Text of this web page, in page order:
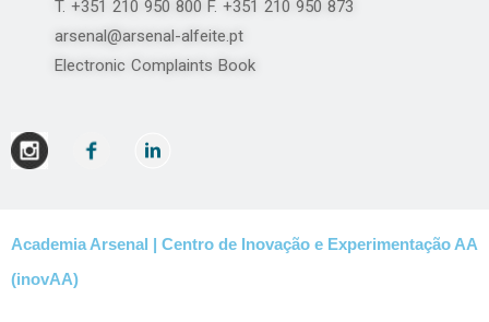
T. +351 210 950 800 F. +351 210 950 873
arsenal@arsenal-alfeite.pt
Electronic Complaints Book
Academia Arsenal | Centro de Inovação e Experimentação AA
(inovAA)